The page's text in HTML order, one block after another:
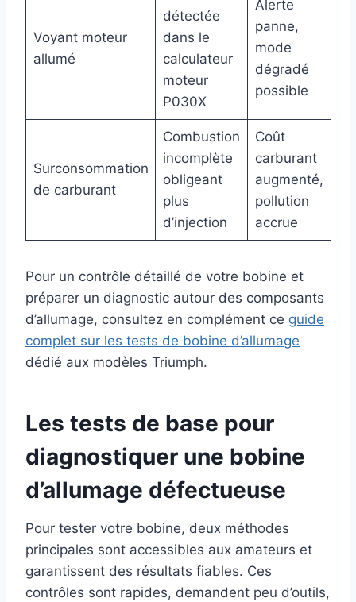
Voyant moteur
allumé
détectée
dans le
calculateur
moteur
P030X
Alerte
panne,
mode
dégradé
possible
Surconsommation
de carburant
Combustion
incomplète
obligeant
plus
d’injection
Coût
carburant
augmenté,
pollution
accrue
Pour un contrôle détaillé de votre bobine et
préparer un diagnostic autour des composants
d’allumage, consultez en complément ce guide
complet sur les tests de bobine d’allumage
dédié aux modèles Triumph.
Les tests de base pour
diagnostiquer une bobine
d’allumage défectueuse
Pour tester votre bobine, deux méthodes
principales sont accessibles aux amateurs et
garantissent des résultats fiables. Ces
contrôles sont rapides, demandent peu d’outils,